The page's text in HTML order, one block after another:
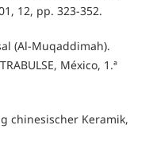
12, pp. 323-352.
(Al-Muqaddimah).
México, 1.ª
chinesischer Keramik,